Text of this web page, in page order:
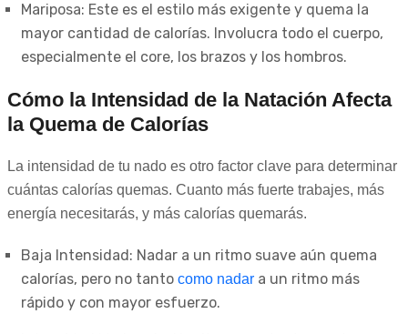
Mariposa: Este es el estilo más exigente y quema la
mayor cantidad de calorías. Involucra todo el cuerpo,
especialmente el core, los brazos y los hombros.
Cómo la Intensidad de la Natación Afecta
la Quema de Calorías
La intensidad de tu nado es otro factor clave para determinar
cuántas calorías quemas. Cuanto más fuerte trabajes, más
energía necesitarás, y más calorías quemarás.
Baja Intensidad: Nadar a un ritmo suave aún quema
calorías, pero no tanto como nadara un ritmo más
rápido y con mayor esfuerzo.